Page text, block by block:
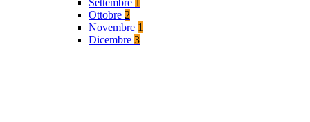
Settembre 1
Ottobre 2
Novembre 1
Dicembre 3